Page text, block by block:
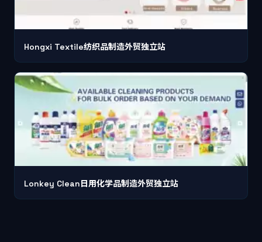
Hongxi Textile纺织品制造外贸独立站
Lonkey Clean日用化学品制造外贸独立站